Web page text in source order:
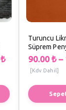
₺
Turuncu
Süprem
90.00₺ –
[Kdv Dahil]